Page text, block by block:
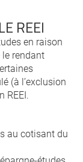
REEI
en raison
rendant
(à l’exclusion
REEI.
au cotisant du